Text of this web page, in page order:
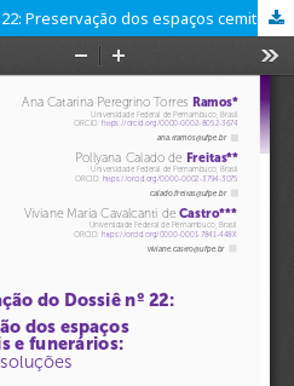
Apresentação do Dossiê nº 22: Preservação dos espaços cemiteriais: desafios e soluções